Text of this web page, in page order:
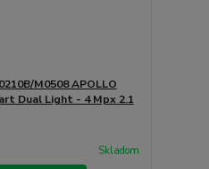
M0508 APOLLO
Dual Light - 4 Mpx 2.1
Skladom